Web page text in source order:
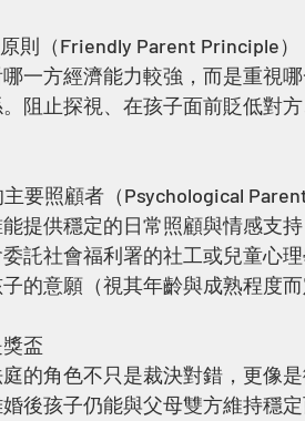
則（Friendly Parent Principle）
一方經濟能力較強，而是重視
阻止探視、在孩子面前貶低對
要照顧者（Psychological Parent
提供穩定的日常照顧與情感支
託社會福利署的社工或兒童心
的意願（視其年齡與成熟程度而
盃
的角色不只是裁決對錯，更像
後孩子仍能與父母雙方維持穩定